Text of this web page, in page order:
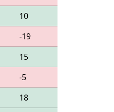
10
-19
15
-5
18